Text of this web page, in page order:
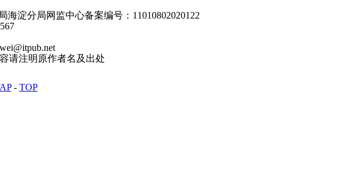
海淀分局网监中心备案编号：11010802020122
请注明原作者名及出处
- TOP